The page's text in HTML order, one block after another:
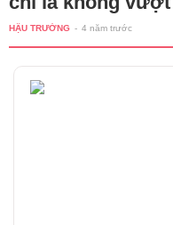
HẬU TRƯỜNG - 4 năm trước